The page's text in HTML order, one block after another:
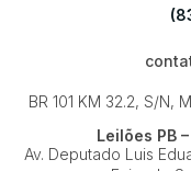
BR 101 KM 32.2, S/N,
Leilões PB
Av. Deputado Luis